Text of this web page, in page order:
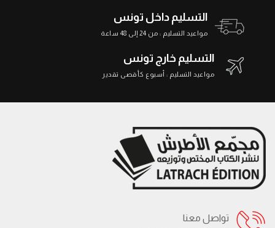
التسليم داخل تونس
مواعيد التسليم : من 24 إلى 48 ساعة
التسليم خارج تونس
مواعيد التسليم : أسبوع كأقصى تقدير
تواصل معنا